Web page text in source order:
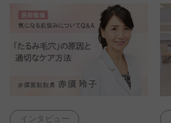
インタビュー